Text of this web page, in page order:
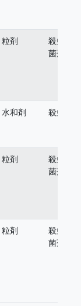
粒剤
殺虫殺
菌剤
水和剤 殺虫剤
粒剤
殺虫殺
菌剤
粒剤
殺虫殺
菌剤